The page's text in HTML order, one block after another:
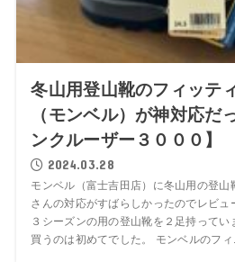
冬山用登山靴のフィッテ
（モンベル）が神対応だ
ンクルーザー３０００】
2024.03.28
モンベル（富士吉田店）に冬山用の登山
さんの対応がすばらしかったのでレビュ
３シーズンの用の登山靴を２足持って
買うのは初めてでした。 モンベルのフィ